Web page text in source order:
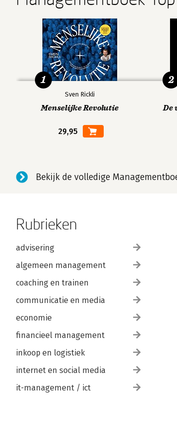
Sven Rickli
Menselijke Revolutie
29,95
1
De
2
Bekijk de volledige
Rubrieken
advisering
algemeen management
coaching en trainen
communicatie en media
economie
financieel management
inkoop en logistiek
internet en social media
it-management / ict